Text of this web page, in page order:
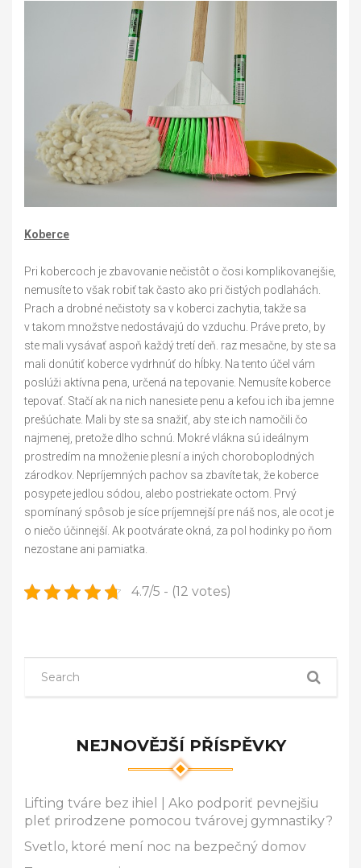
Koberce
Pri kobercoch je zbavovanie nečistôt o čosi komplikovanejšie,
nemusíte to však robiť tak často ako pri čistých podlahách.
Prach a drobné nečistoty sa v koberci zachytia, takže sa
v takom množstve nedostávajú do vzduchu. Práve preto, by
ste mali vysávať aspoň každý tretí deň. raz mesačne, by ste sa
mali donútiť koberce vydrhnúť do hĺbky. Na tento účel vám
poslúži aktívna pena, určená na tepovanie. Nemusíte koberce
tepovať. Stačí ak na nich nanesiete penu a kefou ich iba jemne
prešúchate. Mali by ste sa snažiť, aby ste ich namočili čo
najmenej, pretože dlho schnú. Mokré vlákna sú ideálnym
prostredím na množenie plesní a iných choroboplodných
zárodkov. Nepríjemných pachov sa zbavíte tak, že koberce
posypete jedlou sódou, alebo postriekate octom. Prvý
spomínaný spôsob je síce príjemnejší pre náš nos, ale ocot je
o niečo účinnejší. Ak pootvárate okná, za pol hodinky po ňom
nezostane ani pamiatka.
4.7/5 - (12 votes)
NEJNOVĚJŠÍ PŘÍSPĚVKY
Lifting tváre bez ihiel | Ako podporiť pevnejšiu
pleť prirodzene pomocou tvárovej gymnastiky?
Svetlo, ktoré mení noc na bezpečný domov